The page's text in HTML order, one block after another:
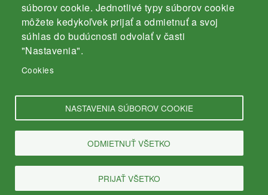
súborov cookie. Jednotlivé typy súborov cookie
môžete kedykoľvek prijať a odmietnuť a svoj
súhlas do budúcnosti odvolať v časti
"Nastavenia".
Cookies
NASTAVENIA SÚBOROV COOKIE
ODMIETNUŤ VŠETKO
PRIJAŤ VŠETKO
94501 Komárno
mobil: 035 / 770 19 43
e-mail:
Odkazy
Ochrana osobných údajov
Cookies
© 2026 MsO Komárno